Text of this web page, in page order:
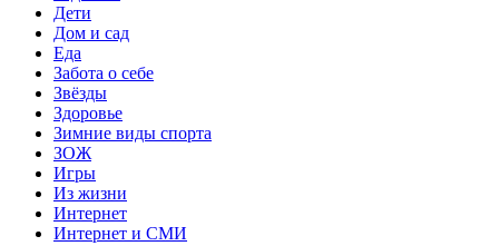
Дети
Дом и сад
Еда
Забота о себе
Звёзды
Здоровье
Зимние виды спорта
ЗОЖ
Игры
Из жизни
Интернет
Интернет и СМИ